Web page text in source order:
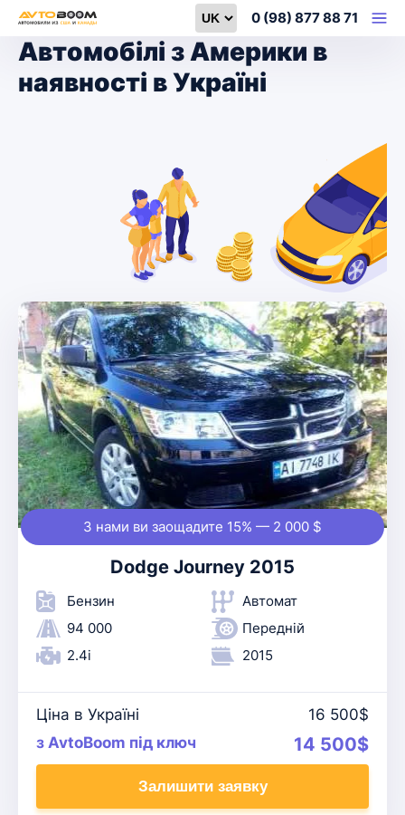
Select language
0 (98) 877 88 71
Автомобілі з Америки в
наявності в Україні
З нами ви заощадите 15% — 2 000 $
Dodge Journey 2015
Бензин
94 000
2.4i
Автомат
Передній
2015
Ціна в Україні
16 500$
з AvtoBoom під ключ
14 500$
Залишити заявку